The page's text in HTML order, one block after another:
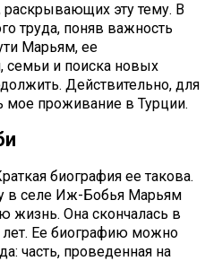
раскрывающих эту тему. В
труда, поняв важность
Марьям, ее
семьи и поиска новых
Действительно, для
мое проживание в Турции.
биография ее такова.
в селе Иж-Бобья Марьям
жизнь. Она скончалась в
лет. Ее биографию можно
часть, проведенная на